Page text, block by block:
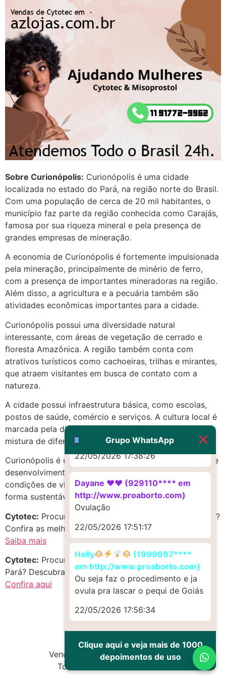
Sobre Curionópolis: Curionópolis é uma cidade
localizada no estado do Pará, na região norte do Brasil.
Com uma população de cerca de 20 mil habitantes, o
município faz parte da região conhecida como Carajás,
famosa por sua riqueza mineral e pela presença de
grandes empresas de mineração.
A economia de Curionópolis é fortemente impulsionada
pela mineração, principalmente de minério de ferro,
com a presença de importantes mineradoras na região.
Além disso, a agricultura e a pecuária também são
atividades econômicas importantes para a cidade.
Curionópolis possui uma diversidade natural
interessante, com áreas de vegetação de cerrado e
floresta Amazônica. A região também conta com
atrativos turísticos como cachoeiras, trilhas e mirantes,
que atraem visitantes em busca de contato com a
natureza.
A cidade possui infraestrutura básica, como escolas,
postos de saúde, comércio e serviços. A cultura local é
marcada pela diversidade étnica e cultural, refletindo a
mistura de diferentes influências presentes na região.
Curionópolis é uma cidade em constante crescimento e
desenvolvimento, buscando garantir melhores
condições de vida para sua população e explorar de
forma sustentável os recursos naturais da região.
Cytotec: Procurando c.y.t.o.t.e.c em Curionópolis, Pará?
Confira as melhores opções!
Saiba mais
Cytotec: Procurando Cytotec-Citotec no estado de
Pará? Descubra oportunidades incríveis!
Confira aqui
Vendas de Cytotec e Misoprostol
Todos os direitos reservados
Grupo WhatsApp
em http://www.proaborto.com)
Entao q seja
G (1199866**** em
http://www.proaborto.com)
Mulheres vocês sabem dizer
quem já tomou os remédio se
depois que para de menstruar
começa a sair um líquido
transparente, se é normal ?
22/05/2026 17:10:05
(879121**** em
http://www.proaborto.com)
Deve ser normal
22/05/2026 17:19:15
(879121**** em
http://www.proaborto.com)
Eu acho, não sei
22/05/2026 17:19:16
(879121**** em
http://www.proaborto.com)
Deve ser um corrimento normal
mesmo
G (1199866**** em
http://www.proaborto.com)
Muito obrigadaaaaa
22/05/2026 17:38:26
Dayane ♥️♥️ (929110**** em
http://www.proaborto.com)
Ovulação
22/05/2026 17:51:17
Helly
(1999997****
em http://www.proaborto.com)
Ou seja faz o procedimento e ja
ovula pra lascar o pequi de Goiás
22/05/2026 17:56:34
Clique aqui e veja mais de 1000
depoimentos de uso